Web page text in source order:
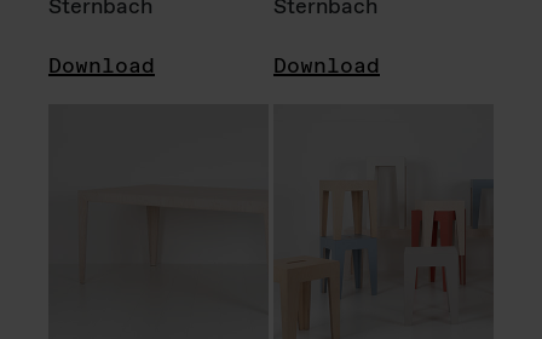
Sternbach
Download
Sternbach
Download